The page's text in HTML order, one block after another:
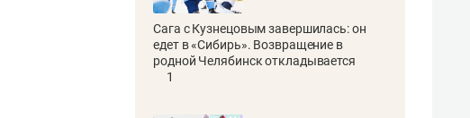
Сага с Кузнецовым завершилась: он
едет в «Сибирь». Возвращение в
родной Челябинск откладывается
1